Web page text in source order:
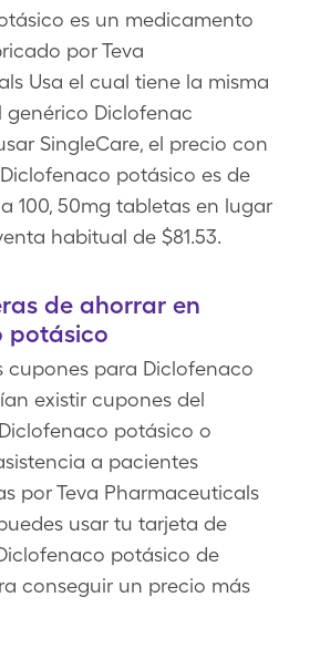
es un medicamento
por Teva
Usa el cual tiene la misma
genérico Diclofenac
SingleCare, el precio con
potásico es de
100, 50mg tabletas en lugar
habitual de $81.53.
de ahorrar en
potásico
cupones para Diclofenaco
existir cupones del
potásico o
a pacientes
por Teva Pharmaceuticals
usar tu tarjeta de
potásico de
conseguir un precio más